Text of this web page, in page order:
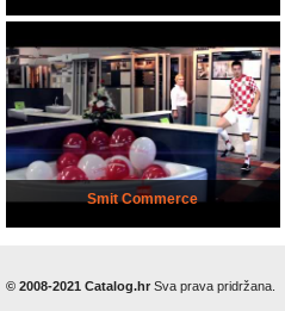
Smit Commerce
© 2008-2021 Catalog.hr Sva prava pridržana.